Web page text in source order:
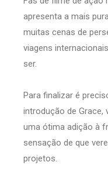
apresenta a mais
muitas cenas de
viagens
ser.
Para finalizar é
introdução de Grace,
uma ótima adição à
sensação de que
projetos.